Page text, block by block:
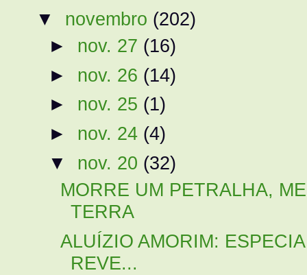
▼ novembro (202)
► nov. 27 (16)
► nov. 26 (14)
► nov. 25 (1)
► nov. 24 (4)
▼ nov. 20 (32)
MORRE UM PETRALHA,
TERRA
ALUÍZIO AMORIM:
REVE...